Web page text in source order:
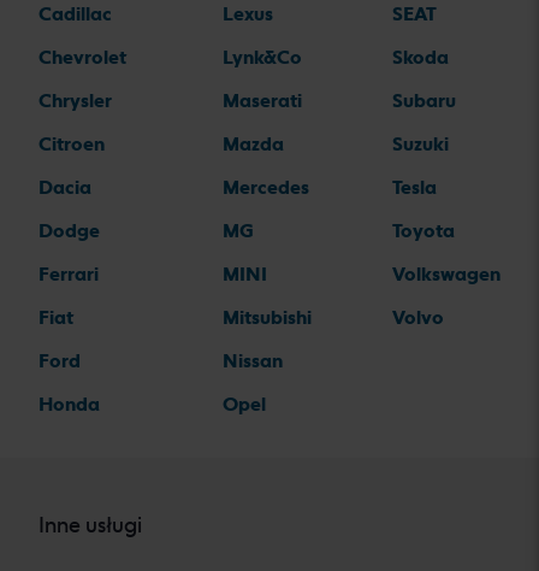
Cadillac
Chevrolet
Chrysler
Citroen
Dacia
Dodge
Ferrari
Fiat
Ford
Honda
Lexus
Lynk&Co
Maserati
Mazda
Mercedes
MG
MINI
Mitsubishi
Nissan
Opel
SEAT
Skoda
Subaru
Suzuki
Tesla
Toyota
Volkswagen
Volvo
Inne usługi